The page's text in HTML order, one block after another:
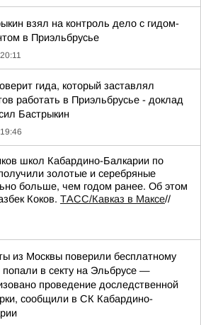
взял на контроль дело с гидом-
в Приэльбрусье
гида, который заставлял
работать в Приэльбрусье - доклад
Бастрыкин
школ Кабардино-Балкарии по
золотые и серебряные
больше, чем годом ранее. Об этом
Коков. ТАСС/Кавказ в Максе//
из Москвы поверили бесплатному
попали в секту на Эльбрусе —
проведение доследственной
сообщили в СК Кабардино-